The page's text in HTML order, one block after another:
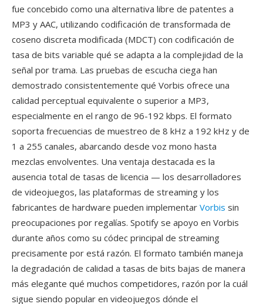
fue concebido como una alternativa libre de patentes a
MP3 y AAC, utilizando codificación de transformada de
coseno discreta modificada (MDCT) con codificación de
tasa de bits variable qué se adapta a la complejidad de la
señal por trama. Las pruebas de escucha ciega han
demostrado consistentemente qué Vorbis ofrece una
calidad perceptual equivalente o superior a MP3,
especialmente en el rango de 96-192 kbps. El formato
soporta frecuencias de muestreo de 8 kHz a 192 kHz y de
1 a 255 canales, abarcando desde voz mono hasta
mezclas envolventes. Una ventaja destacada es la
ausencia total de tasas de licencia — los desarrolladores
de videojuegos, las plataformas de streaming y los
fabricantes de hardware pueden implementar Vorbis sin
preocupaciones por regalías. Spotify se apoyo en Vorbis
durante años como su códec principal de streaming
precisamente por está razón. El formato también maneja
la degradación de calidad a tasas de bits bajas de manera
más elegante qué muchos competidores, razón por la cuál
sigue siendo popular en videojuegos dónde el